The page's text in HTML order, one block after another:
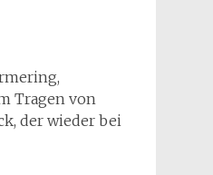
Tragen von
der wieder bei